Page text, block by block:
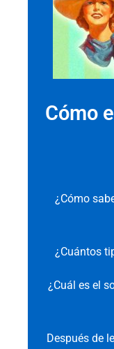
Cómo
¿Cómo
¿Cuántos
¿Cuál es el
Después de